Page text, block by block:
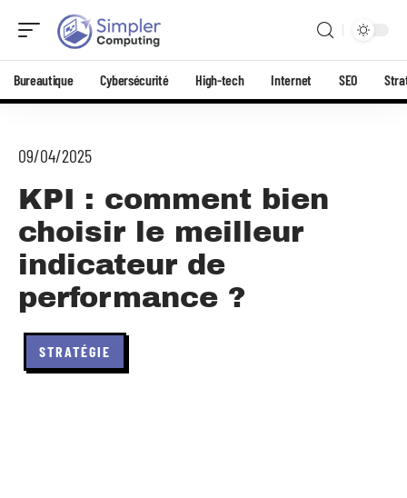
Bureautique Cybersécurité High-tech Internet SEO
09/04/2025
KPI : comment bien
choisir le meilleur
indicateur de
performance ?
STRATÉGIE